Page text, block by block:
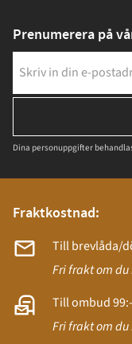
Prenumerera på
Dina personuppgifter
Fraktkostnad:
Till brevlåda/
Fri frakt om
Till ombud 99:-
Fri frakt om